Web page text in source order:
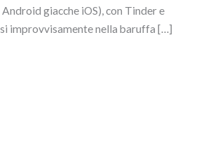
giacche iOS), con Tinder e
improvvisamente nella baruffa […]